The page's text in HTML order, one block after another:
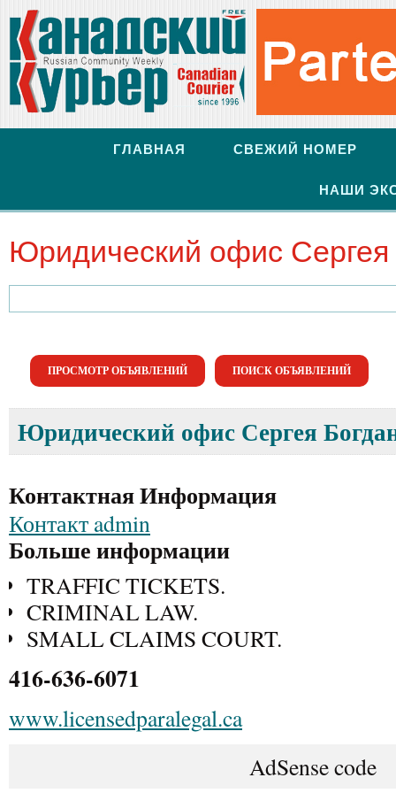
ГЛАВНАЯ СВЕЖИЙ НОМЕР
НАШИ
Юридический офис Сергея
Найти:
ПРОСМОТР ОБЪЯВЛЕНИЙ ПОИСК ОБЪЯВЛЕНИЙ
Юридический офис Сергея
Контактная Информация
Контакт admin
Больше информации
TRAFFIC TICKETS.
CRIMINAL LAW.
SMALL CLAIMS COURT.
416-636-6071
www.licensedparalegal.ca
AdSense code